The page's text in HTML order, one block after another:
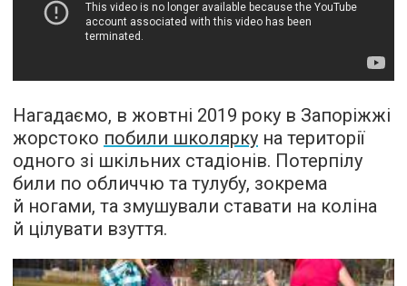
Нагадаємо, в жовтні 2019 року в Запоріжжі
жорстоко побили школярку на території
одного зі шкільних стадіонів. Потерпілу
били по обличчю та тулубу, зокрема
й ногами, та змушували ставати на коліна
й цілувати взуття.